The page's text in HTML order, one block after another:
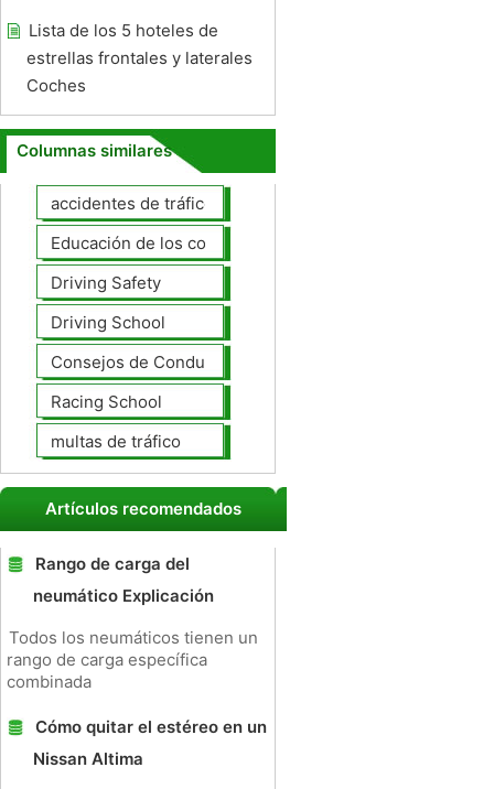
Lista de los 5 hoteles de
estrellas frontales y laterales
Coches
Columnas similares
accidentes de tráfico
Educación de los conductores
Driving Safety
Driving School
Consejos de Conducción
Racing School
multas de tráfico
Artículos recomendados
Rango de carga del
neumático Explicación
Todos los neumáticos tienen un
rango de carga específica
combinada
Cómo quitar el estéreo en un
Nissan Altima